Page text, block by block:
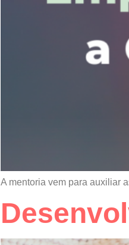
A mentoria vem para auxiliar